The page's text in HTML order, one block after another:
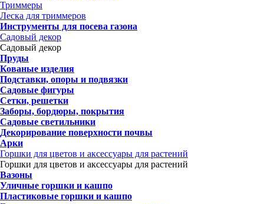
Триммеры
Леска для триммеров
Инструменты для посева газона
Садовый декор
Садовый декор
Пруды
Кованые изделия
Подставки, опоры и подвязки
Садовые фигуры
Сетки, решетки
Заборы, бордюры, покрытия
Садовые светильники
Декорирование поверхности почвы
Арки
Горшки для цветов и аксессуары для растений
Горшки для цветов и аксессуары для растений
Вазоны
Уличные горшки и кашпо
Пластиковые горшки и кашпо